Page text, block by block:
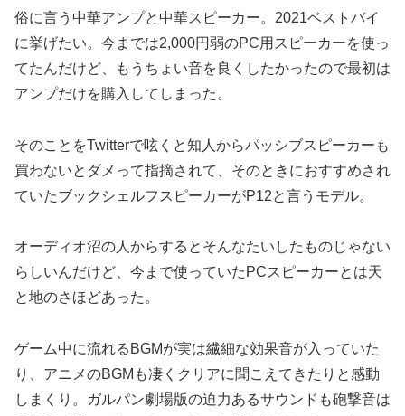
俗に言う中華アンプと中華スピーカー。2021ベストバイ
に挙げたい。今までは2,000円弱のPC用スピーカーを使っ
てたんだけど、もうちょい音を良くしたかったので最初は
アンプだけを購入してしまった。
そのことをTwitterで呟くと知人からパッシブスピーカーも
買わないとダメって指摘されて、そのときにおすすめされ
ていたブックシェルフスピーカーがP12と言うモデル。
オーディオ沼の人からするとそんなたいしたものじゃない
らしいんだけど、今まで使っていたPCスピーカーとは天
と地のさほどあった。
ゲーム中に流れるBGMが実は繊細な効果音が入っていた
り、アニメのBGMも凄くクリアに聞こえてきたりと感動
しまくり。ガルパン劇場版の迫力あるサウンドも砲撃音は